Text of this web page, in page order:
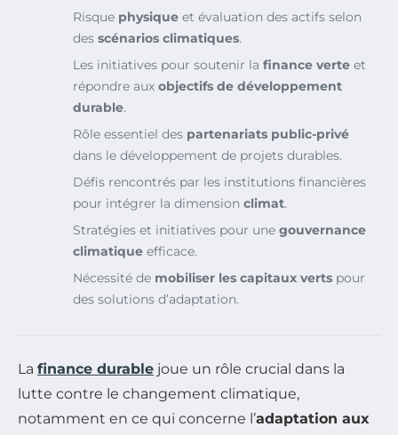
Risque physique et évaluation des actifs selon
des scénarios climatiques.
Les initiatives pour soutenir la finance verte et
répondre aux objectifs de développement
durable.
Rôle essentiel des partenariats public-privé
dans le développement de projets durables.
Défis rencontrés par les institutions financières
pour intégrer la dimension climat.
Stratégies et initiatives pour une gouvernance
climatique efficace.
Nécessité de mobiliser les capitaux verts pour
des solutions d’adaptation.
La finance durable joue un rôle crucial dans la
lutte contre le changement climatique,
notamment en ce qui concerne l’adaptation aux